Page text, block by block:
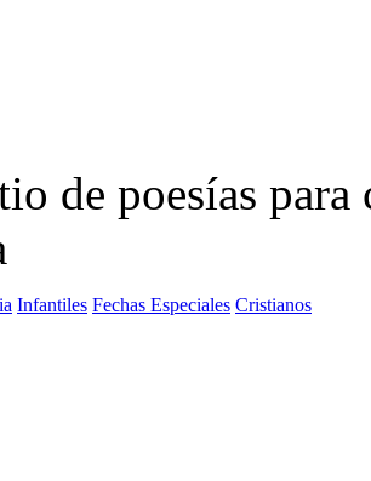
de poesías
Infantiles Fechas Especiales Cristianos